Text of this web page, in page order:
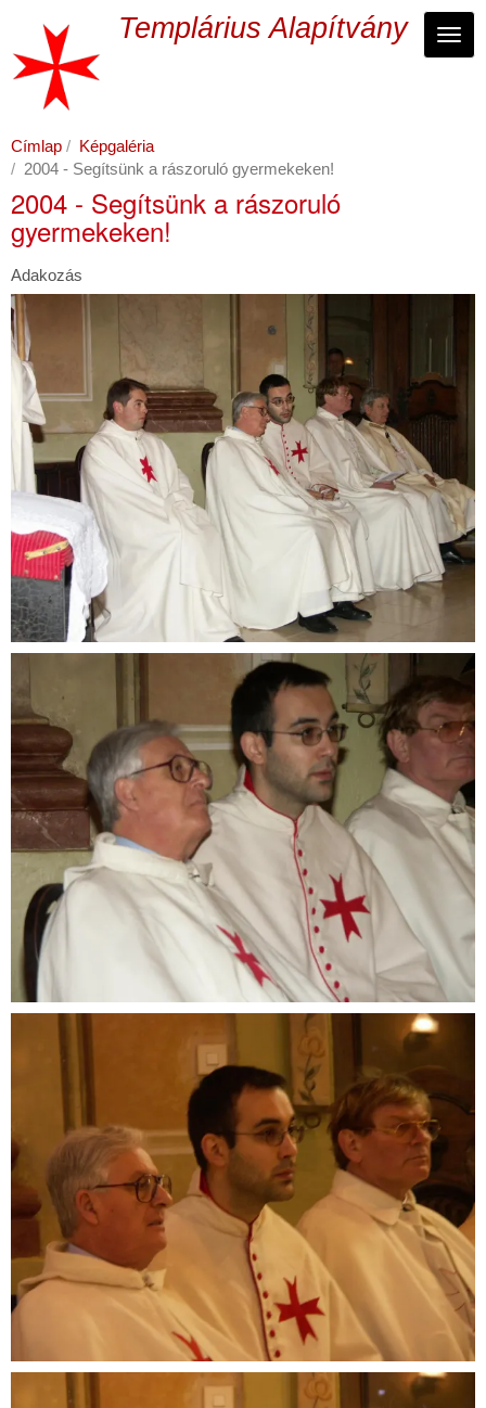
tartalomra
Templárius Alapítvány
Címlap
Képgaléria
2004 - Segítsünk a rászoruló gyermekeken!
2004 - Segítsünk a rászoruló
gyermekeken!
Adakozás